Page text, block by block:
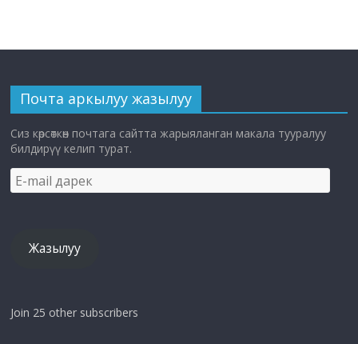
Почта аркылуу жазылуу
Сиз көрсөткөн почтага сайтта жарыяланган макала тууралуу
билдирүү келип турат.
E-
mail
Жазылуу
Join 25 other subscribers